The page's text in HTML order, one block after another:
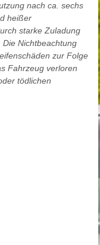
nach ca. sechs
heißer
starke Zuladung
Nichtbeachtung
zur Folge
Fahrzeug verloren
tödlichen